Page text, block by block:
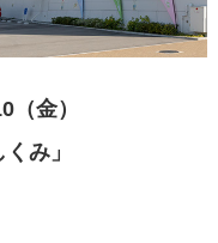
金）
み」